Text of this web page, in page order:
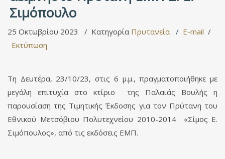
Σιμόπουλο
25 Οκτωβρίου 2023 Κατηγορία Πρυτανεία
E-mail
Εκτύπωση
Τη Δευτέρα, 23/10/23, στις 6 μ.μ., πραγματοποιήθηκε με
μεγάλη επιτυχία στο κτίριο της Παλαιάς Βουλής η
παρουσίαση της Τιμητικής Έκδοσης για τον Πρύτανη του
Εθνικού Μετσόβιου Πολυτεχνείου 2010-2014 «Σίμος Ε.
Σιμόπουλος», από τις εκδόσεις ΕΜΠ.